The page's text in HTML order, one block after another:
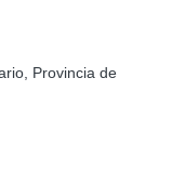
Provincia de